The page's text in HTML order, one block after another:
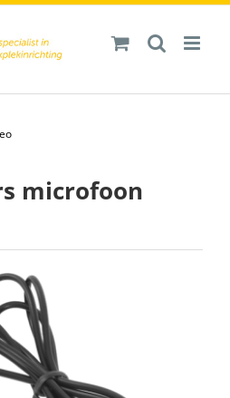
microfoon